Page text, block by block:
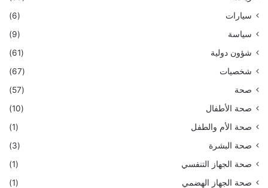
سيارات
(6)
سياسة
(9)
شؤون دولية
(61)
شخصيات
(67)
صحة
(57)
صحة الأطفال
(10)
صحة الأم والطفل
(1)
صحة البشرة
(3)
صحة الجهاز التنفسي
(1)
صحة الجهاز الهضمي
(1)